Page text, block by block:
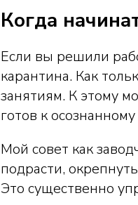
Когда
Если вы решили
карантина. Как
занятиям. К этому
готов к
Мой совет как
подрасти,
Это существенно